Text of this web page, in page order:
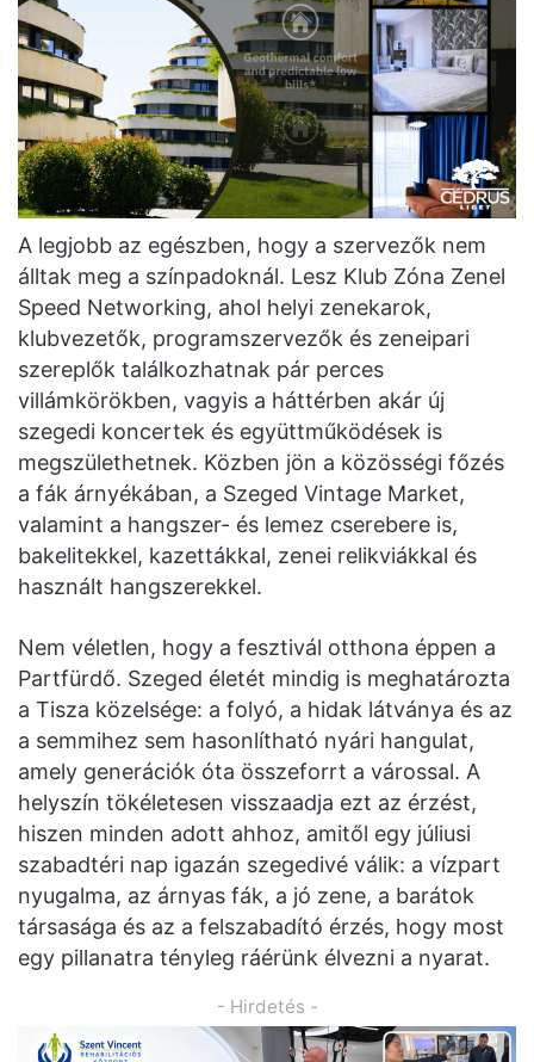
A legjobb az egészben, hogy a szervezők nem
álltak meg a színpadoknál. Lesz Klub Zóna Zenel
Speed Networking, ahol helyi zenekarok,
klubvezetők, programszervezők és zeneipari
szereplők találkozhatnak pár perces
villámkörökben, vagyis a háttérben akár új
szegedi koncertek és együttműködések is
megszülethetnek. Közben jön a közösségi főzés
a fák árnyékában, a Szeged Vintage Market,
valamint a hangszer- és lemez cserebere is,
bakelitekkel, kazettákkal, zenei relikviákkal és
használt hangszerekkel.
Nem véletlen, hogy a fesztivál otthona éppen a
Partfürdő. Szeged életét mindig is meghatározta
a Tisza közelsége: a folyó, a hidak látványa és az
a semmihez sem hasonlítható nyári hangulat,
amely generációk óta összeforrt a várossal. A
helyszín tökéletesen visszaadja ezt az érzést,
hiszen minden adott ahhoz, amitől egy júliusi
szabadtéri nap igazán szegedivé válik: a vízpart
nyugalma, az árnyas fák, a jó zene, a barátok
társasága és az a felszabadító érzés, hogy most
egy pillanatra tényleg ráérünk élvezni a nyarat.
- Hirdetés -